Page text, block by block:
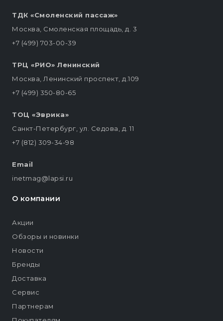
ТДК «Смоленский пассаж»
Москва, Смоленская площадь, д. 3
+7 (499) 703-00-39
ТРЦ «РИО» Ленинский
Москва, Ленинский проспект, д.109
+7 (499) 350-80-65
ТОЦ «Эврика»
Санкт-Петербург, ул. Седова, д. 11
+7 (812) 309-34-98
Email
inetmag@lapsi.ru
О компании
Акции
Обзоры и новинки
Новости
Бренды
Доставка
Сервис
Партнерам